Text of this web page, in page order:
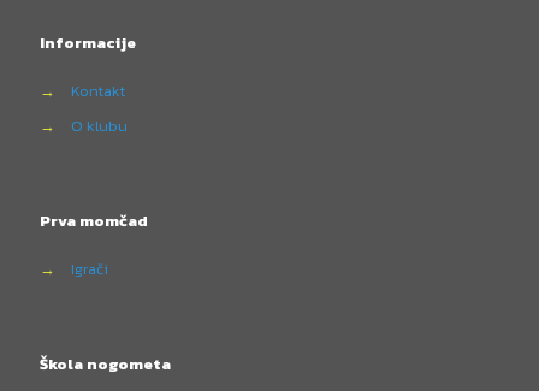
Informacije
→
Kontakt
→
O klubu
Prva momčad
→ Igrači
Škola nogometa